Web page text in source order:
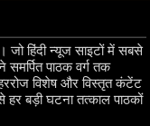
जो हिंदी न्यूज साइटों में सबसे
समर्पित पाठक वर्ग तक
विशेष और विस्तृत कंटेंट
बड़ी घटना तत्काल पाठकों